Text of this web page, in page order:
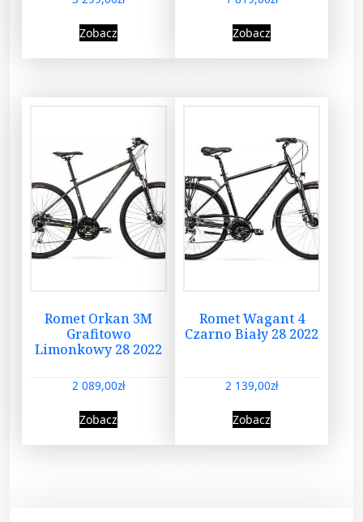
Zobacz Zobacz
Romet Orkan 3M
Grafitowo
Limonkowy 28 2022
2 089,00zł
Zobacz
Romet Wagant 4
Czarno Biały 28 2022
2 139,00zł
Zobacz